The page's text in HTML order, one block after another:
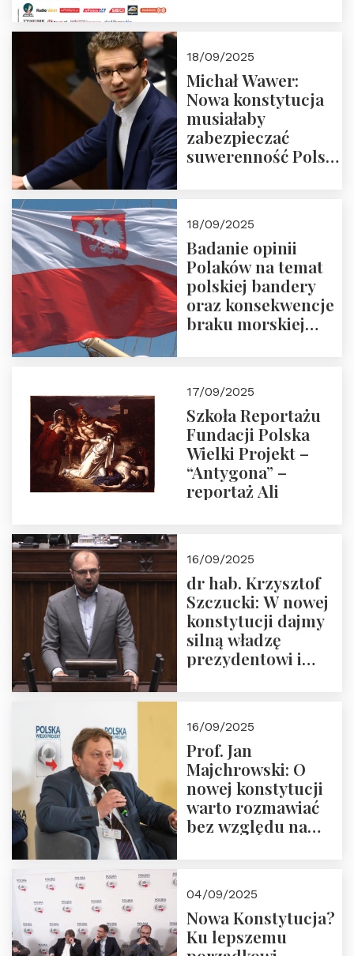
18/09/2025
Michał Wawer:
Nowa konstytucja
musiałaby
zabezpieczać
suwerenność Polski
18/09/2025
Badanie opinii
Polaków na temat
polskiej bandery
oraz konsekwencje
braku morskiej
17/09/2025
Szkoła Reportażu
Fundacji Polska
Wielki Projekt –
“Antygona” –
reportaż Ali
16/09/2025
dr hab. Krzysztof
Szczucki: W nowej
konstytucji dajmy
silną władzę
prezydentowi i
16/09/2025
Prof. Jan
Majchrowski: O
nowej konstytucji
warto rozmawiać
bez względu na
04/09/2025
Nowa Konstytucja?
Ku lepszemu